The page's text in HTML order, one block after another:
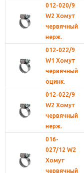
012-020/9
W2 Хомут
червячный
нерж.
012-022/9
W1 Хомут
червячный
оцинк.
012-022/9
W2 Хомут
червячный
нерж.
016-
027/12 W2
Хомут
червячный